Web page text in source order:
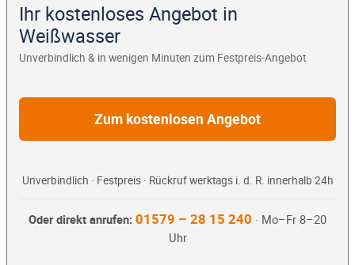
Ihr kostenloses Angebot in
Weißwasser
Unverbindlich & in wenigen Minuten zum Festpreis-Angebot
Zum kostenlosen Angebot
Unverbindlich · Festpreis · Rückruf werktags i. d. R. innerhalb 24h
Oder direkt anrufen: 01579 – 28 15 240 · Mo–Fr 8–20
Uhr